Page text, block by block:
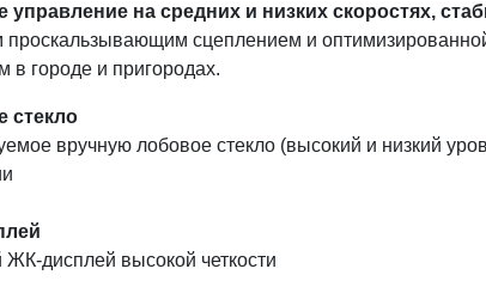
управление на средних и низких скоростях,
сцеплением и
в городе и пригородах.
стекло
вручную лобовое стекло (высокий и низкий
ЖК-дисплей высокой четкости